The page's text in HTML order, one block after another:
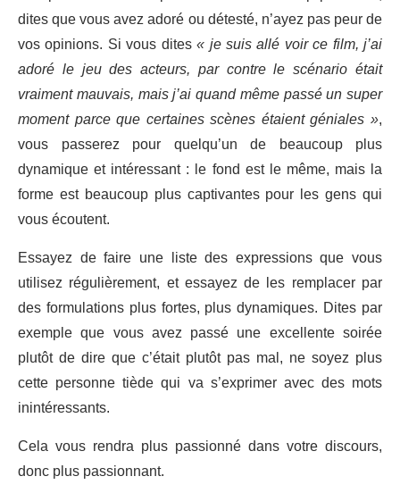
dites que vous avez adoré ou détesté, n’ayez pas peur de
vos opinions. Si vous dites« je suis allé voir ce film, j’ai
adoré le jeu des acteurs, par contre le scénario était
vraiment mauvais, mais j’ai quand même passé un super
moment parce que certaines scènes étaient géniales »,
vous passerez pour quelqu’un de beaucoup plus
dynamique et intéressant : le fond est le même, mais la
forme est beaucoup plus captivantes pour les gens qui
vous écoutent.
Essayez de faire une liste des expressions que vous
utilisez régulièrement, et essayez de les remplacer par
des formulations plus fortes, plus dynamiques. Dites par
exemple que vous avez passé une excellente soirée
plutôt de dire que c’était plutôt pas mal, ne soyez plus
cette personne tiède qui va s’exprimer avec des mots
inintéressants.
Cela vous rendra plus passionné dans votre discours,
donc plus passionnant.